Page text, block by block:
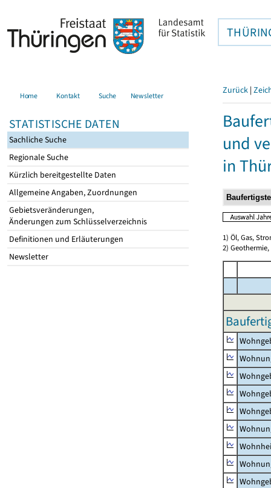
Home Kontakt Suche Newsletter
STATISTISCHE DATEN
Sachliche Suche
Regionale Suche
Kürzlich bereitgestellte Daten
Allgemeine Angaben, Zuordnungen
Gebietsveränderungen,
Änderungen zum Schlüsselverzeichnis
Definitionen und Erläuterungen
Newsletter
Zurück |
und
in
1) Öl, Gas,
2)